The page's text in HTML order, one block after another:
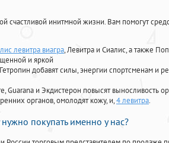
счастливой инитмной жизни. Вам помогут
левитра виагра, Левитра и Сиалис, а также
и яркой
добавят силы, энергии спортсменам и
и Экдистерон повысят выносливость
органов, омолодят кожу, и,4 левитра.
покупать именно у нас?